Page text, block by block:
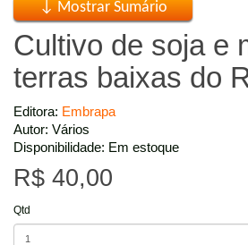
Cultivo de soja e
terras baixas do
Editora: Embrapa
Autor: Vários
Disponibilidade: Em estoque
R$ 40,00
Qtd